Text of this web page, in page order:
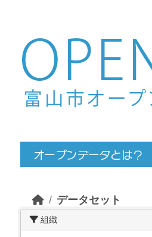
Skip to main content
データセット
組織